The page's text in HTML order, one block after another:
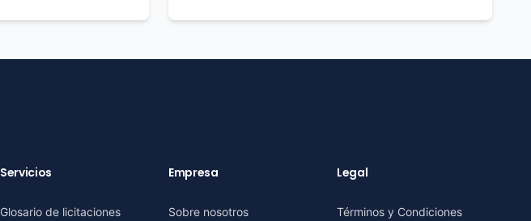
Servicios
Glosario de licitaciones
Empresa
Sobre nosotros
Legal
Términos y Condiciones